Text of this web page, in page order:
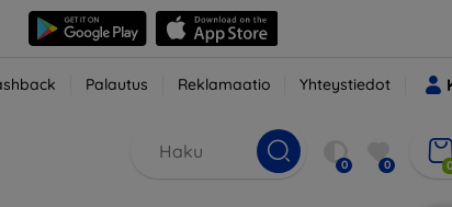
Palautus Reklamaatio Yhteystiedot
0 0